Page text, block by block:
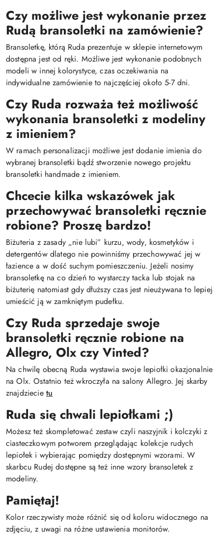
Czy możliwe jest wykonanie przez
Rudą bransoletki na zamówienie?
Bransoletkę, którą Ruda prezentuje w sklepie internetowym
dostępna jest od ręki. Możliwe jest wykonanie podobnych
modeli w innej kolorystyce, czas oczekiwania na
indywidualne zamówienie to najczęściej około 5-7 dni.
Czy Ruda rozważa też możliwość
wykonania bransoletki z modeliny
z imieniem?
W ramach personalizacji możliwe jest dodanie imienia do
wybranej bransoletki bądź stworzenie nowego projektu
bransoletki handmade z imieniem.
Chcecie kilka wskazówek jak
przechowywać bransoletki ręcznie
robione? Proszę bardzo!
Biżuteria z zasady „nie lubi” kurzu, wody, kosmetyków i
detergentów dlatego nie powinniśmy przechowywać jej w
łazience a w dość suchym pomieszczeniu. Jeżeli nosimy
bransoletkę na co dzień to wystarczy tacka lub stojak na
biżuterię natomiast gdy dłuższy czas jest nieużywana to lepiej
umieścić ją w zamkniętym pudełku.
Czy Ruda sprzedaje swoje
bransoletki ręcznie robione na
Allegro, Olx czy Vinted?
Na chwilę obecną Ruda wystawia swoje lepiołki okazjonalnie
na Olx. Ostatnio też wkroczyła na salony Allegro. Jej skarby
znajdziecie tu
Ruda się chwali lepiołkami ;)
Możesz też skompletować zestaw czyli naszyjnik i kolczyki z
ciasteczkowym potworem przeglądając kolekcje rudych
lepiołek i wybierając pomiędzy dostępnymi wzorami. W
skarbcu Rudej dostępne są też inne wzory bransoletek z
modeliny.
Pamiętaj!
Kolor rzeczywisty może różnić się od koloru widocznego na
zdjęciu, z uwagi na różne ustawienia monitorów.